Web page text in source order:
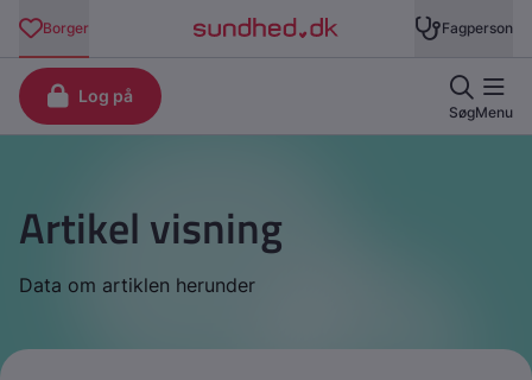
Artikel visning
Data om artiklen herunder